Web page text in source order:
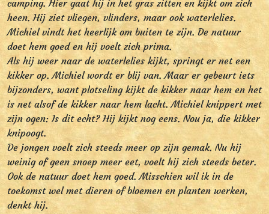
camping. Hier gaat hij in het gras zitten en kijkt om zich
heen. Hij ziet vliegen, vlinders, maar ook waterlelies.
Michiel vindt het heerlijk om buiten te zijn. De natuur
doet hem goed en hij voelt zich prima.
Als hij weer naar de waterlelies kijkt, springt er net een
kikker op. Michiel wordt er blij van. Maar er gebeurt iets
bijzonders, want plotseling kijkt de kikker naar hem en het
is net alsof de kikker naar hem lacht. Michiel knippert met
zijn ogen: Is dit echt? Hij kijkt nog eens. Nou ja, die kikker
knipoogt.
De jongen voelt zich steeds meer op zijn gemak. Nu hij
weinig of geen snoep meer eet, voelt hij zich steeds beter.
Ook de natuur doet hem goed. Misschien wil ik in de
toekomst wel met dieren of bloemen en planten werken,
denkt hij.